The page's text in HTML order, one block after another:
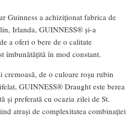
Guinness a achiziţionat fabrica de
Irlanda, GUINNESS® şi-a
a oferi o bere de o calitate
îmbunătățită în mod constant.
cremoasă, de o culoare roşu rubin
GUINNESS® Draught este berea
şi preferată cu ocazia zilei de St.
atraşi de complexitatea combinaţiei